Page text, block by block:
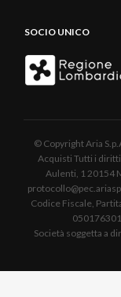
SOCIO UNICO
© Copyright Aria
Acquisti Tutti i
Aulenti, 1
Codice Fiscale,
Società soggetta a